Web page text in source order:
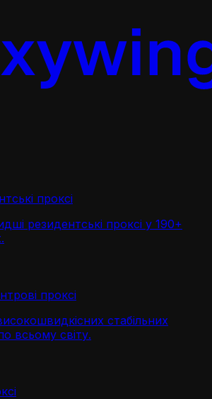
проксі
резидентські проксі у 190+
проксі
стабільних
всьому світу.